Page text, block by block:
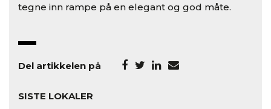
tegne inn rampe på en elegant og god måte.
Del artikkelen på
SISTE LOKALER